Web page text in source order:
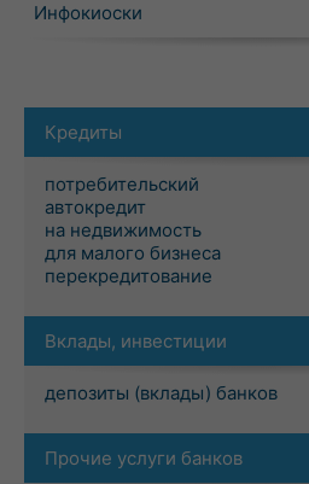
Инфокиоски
Кредиты
потребительский
автокредит
на недвижимость
для малого бизнеса
перекредитование
Вклады, инвестиции
депозиты (вклады) банков
Прочие услуги банков